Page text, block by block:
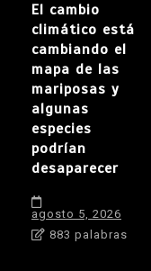
El cambio
climático está
cambiando el
mapa de las
mariposas y
algunas
especies
podrían
desaparecer
agosto 5, 2026
883 palabras